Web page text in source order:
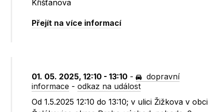
Křišťanova
Přejít na více informací
01. 05. 2025, 12:10 - 13:10 -
dopravní
informace -odkaz na událost
Od 1.5.2025 12:10 do 13:10; v ulici Žižkova v obci